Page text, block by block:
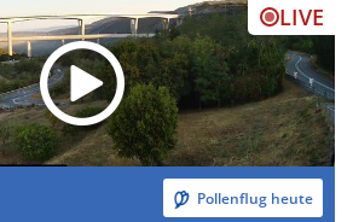
LIVE
Pollenflug heute